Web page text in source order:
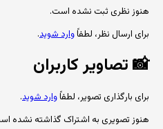
هنوز نظری ثبت نشده است.
برای ارسال نظر، لطفاًوارد شوید.
📸تصاویر کاربران
برای بارگذاری تصویر، لطفاًوارد شوید.
هنوز تصویری به اشتراک گذاشته نشده